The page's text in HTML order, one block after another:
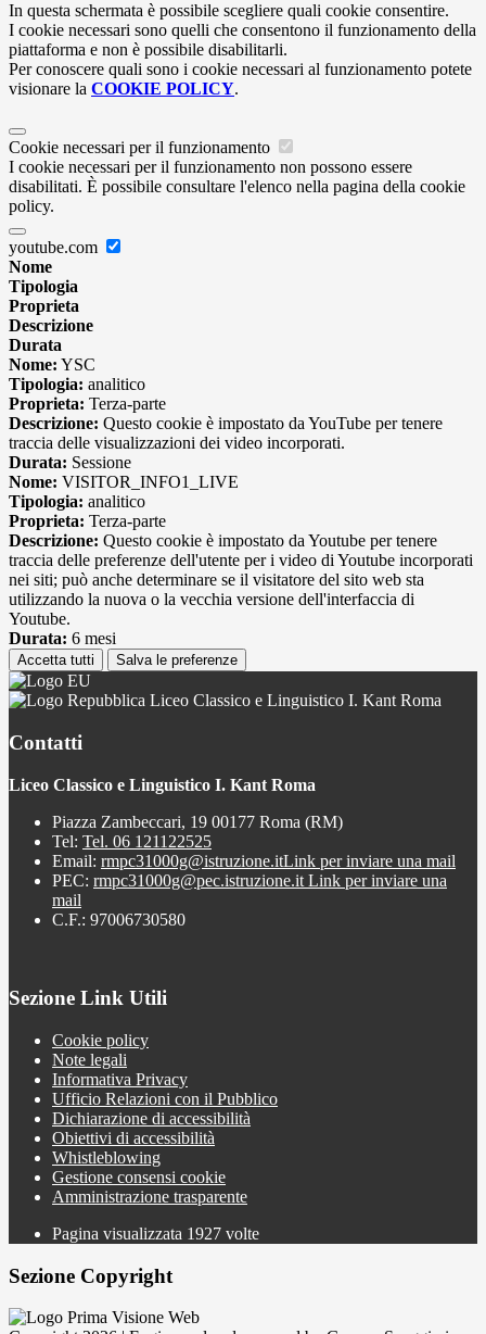
In questa schermata è possibile scegliere quali cookie consentire.
I cookie necessari sono quelli che consentono il funzionamento della
piattaforma e non è possibile disabilitarli.
Per conoscere quali sono i cookie necessari al funzionamento potete
visionare la COOKIE POLICY.
Cookie necessari per il funzionamento
I cookie necessari per il funzionamento non possono essere
disabilitati. È possibile consultare l'elenco nella pagina della cookie
policy.
youtube.com
Nome
Tipologia
Proprieta
Descrizione
Durata
Nome: YSC
Tipologia: analitico
Proprieta: Terza-parte
Descrizione: Questo cookie è impostato da YouTube per tenere
traccia delle visualizzazioni dei video incorporati.
Durata: Sessione
Nome: VISITOR_INFO1_LIVE
Tipologia: analitico
Proprieta: Terza-parte
Descrizione: Questo cookie è impostato da Youtube per tenere
traccia delle preferenze dell'utente per i video di Youtube incorporati
nei siti; può anche determinare se il visitatore del sito web sta
utilizzando la nuova o la vecchia versione dell'interfaccia di
Youtube.
Durata: 6 mesi
Accetta tutti Salva le preferenze
Liceo Classico e Linguistico I. Kant Roma
Contatti
Liceo Classico e Linguistico I. Kant Roma
Piazza Zambeccari, 19 00177 Roma (RM)
Tel: Tel. 06 121122525
Email: rmpc31000g@istruzione.itLink per inviare una mail
PEC: rmpc31000g@pec.istruzione.it Link per inviare una
mail
C.F.: 97006730580
Sezione Link Utili
Cookie policy
Note legali
Informativa Privacy
Ufficio Relazioni con il Pubblico
Dichiarazione di accessibilità
Obiettivi di accessibilità
Whistleblowing
Gestione consensi cookie
Amministrazione trasparente
Pagina visualizzata 1927 volte
Sezione Copyright